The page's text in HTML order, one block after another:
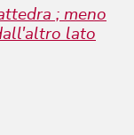
; meno
lato